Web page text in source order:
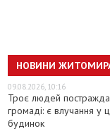
НОВИНИ
09.08.2026, 10:16
Троє людей
громаді: є влучання у
будинок